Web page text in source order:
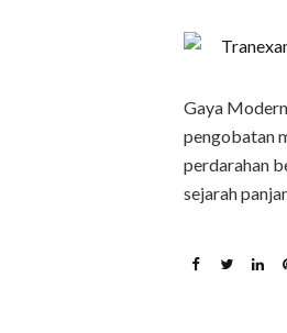
Gaya
pengobatan
perdarahan
sejarah